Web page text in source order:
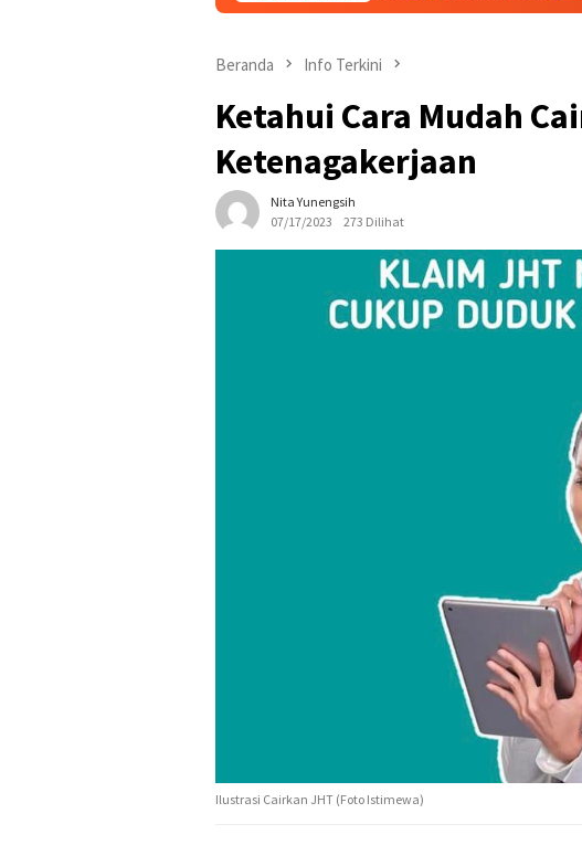
Beranda Info Terkini
Ketahui Cara Mudah
Ketenagakerjaan
Nita Yunengsih
07/17/2023
273 Dilihat
Ilustrasi Cairkan JHT (Foto Istimewa)